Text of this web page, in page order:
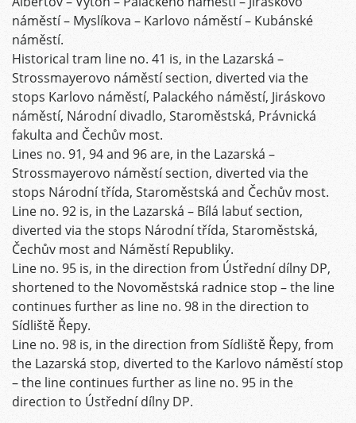
náměstí – Myslíkova – Karlovo náměstí – Kubánské
náměstí.
Historical tram line no. 41 is, in the Lazarská –
Strossmayerovo náměstí section, diverted via the
stops Karlovo náměstí, Palackého náměstí, Jiráskovo
náměstí, Národní divadlo, Staroměstská, Právnická
fakulta and Čechův most.
Lines no. 91, 94 and 96 are, in the Lazarská –
Strossmayerovo náměstí section, diverted via the
stops Národní třída, Staroměstská and Čechův most.
Line no. 92 is, in the Lazarská – Bílá labuť section,
diverted via the stops Národní třída, Staroměstská,
Čechův most and Náměstí Republiky.
Line no. 95 is, in the direction from Ústřední dílny DP,
shortened to the Novoměstská radnice stop – the line
continues further as line no. 98 in the direction to
Sídliště Řepy.
Line no. 98 is, in the direction from Sídliště Řepy, from
the Lazarská stop, diverted to the Karlovo náměstí stop
– the line continues further as line no. 95 in the
direction to Ústřední dílny DP.